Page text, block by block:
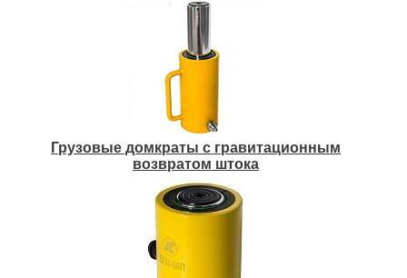
Грузовые домкраты с гравитационным
возвратом штока